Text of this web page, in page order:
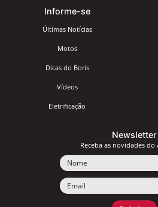
Informe-se
Últimas Notícias
Motos
Dicas do Boris
Vídeos
Eletrificação
Newsletter
Receba as novidades do